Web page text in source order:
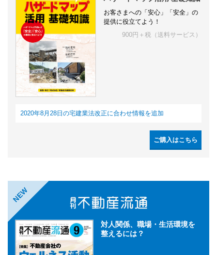
お客さまへの「安心」「安全」の
提供に役立てよう！
900円＋税（送料サービス）
2020年8月28日の宅建業法改正に合わせ情報を追加
ご購入はこちら
NEW
対人関係、職場・生活環境を
整えるには？